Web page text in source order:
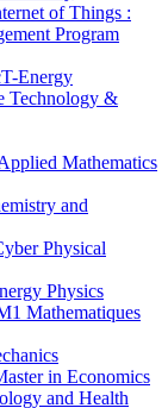
of Things :
Program
Energy
Technology &
Mathematics
and
Physical
Physics
Mathematiques
in Economics
and Health